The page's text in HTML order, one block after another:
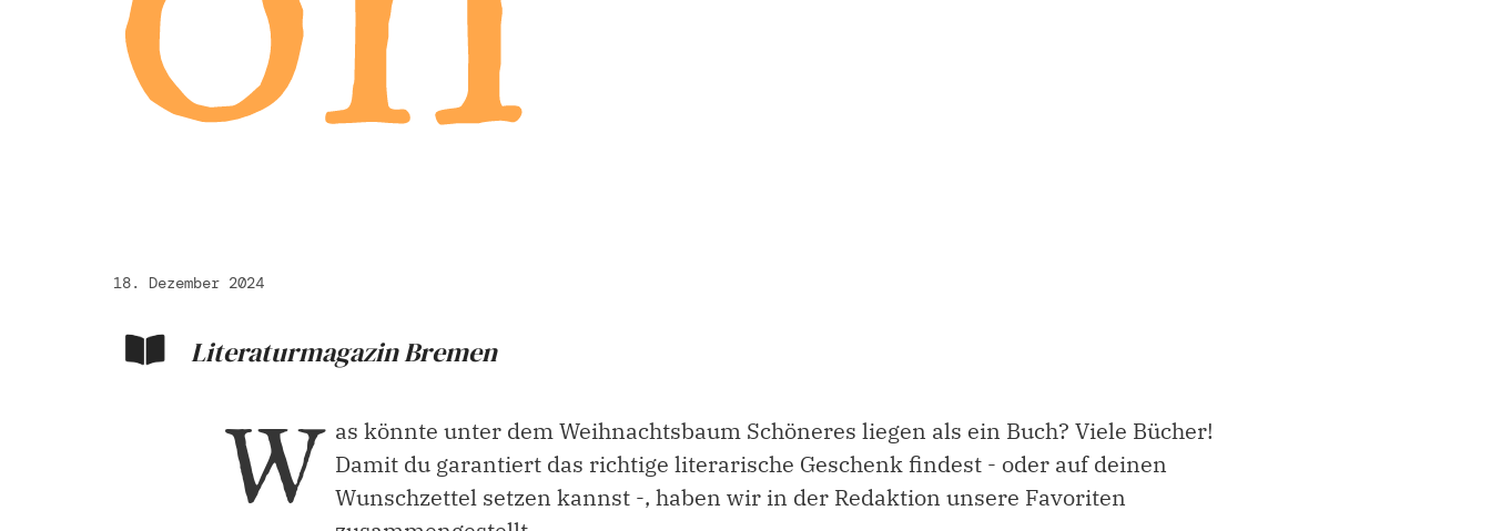
18. Dezember 2024
Literaturmagazin Bremen
W as könnte unter dem Weihnachtsbaum Schöneres liegen als ein Buch? Viele Bücher!
Damit du garantiert das richtige literarische Geschenk findest - oder auf deinen
Wunschzettel setzen kannst -, haben wir in der Redaktion unsere Favoriten